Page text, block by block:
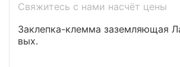
Свяжитесь с нами насчёт цены
Заклепка-клемма заземляющая
вых.